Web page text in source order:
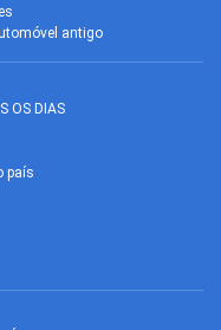
antigo
OS DIAS
país